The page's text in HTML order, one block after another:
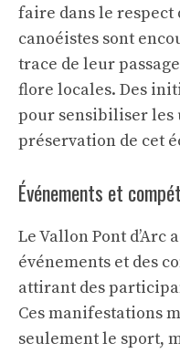
faire dans le respect
canoéistes sont
trace de leur
flore locales. Des
pour sensibiliser les
préservation de cet
Événements et
Le Vallon Pont
événements et des
attirant des
Ces manifestations
seulement le sport,